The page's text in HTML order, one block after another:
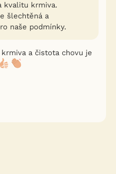
kvalitu krmiva.
šlechtěná a
naše podmínky.
a čistota chovu je